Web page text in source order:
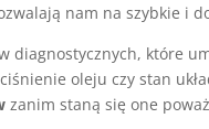
nam na szybkie i
diagnostycznych, które
oleju czy stan
zanim staną się one